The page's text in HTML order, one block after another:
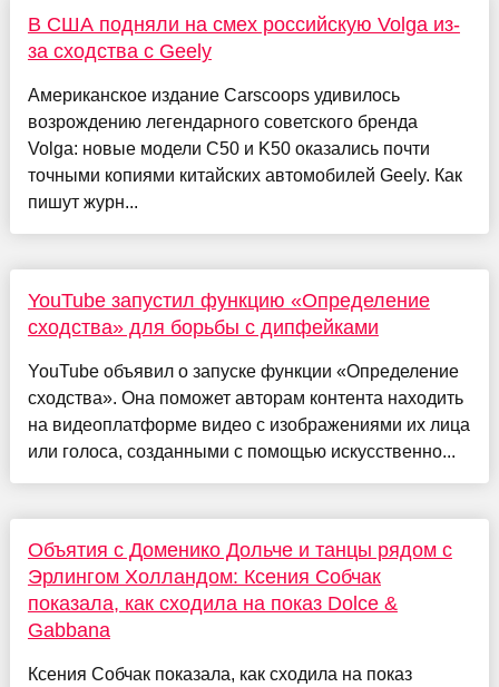
В США подняли на смех российскую Volga из-
за сходства с Geely
Американское издание Carscoops удивилось
возрождению легендарного советского бренда
Volga: новые модели C50 и K50 оказались почти
точными копиями китайских автомобилей Geely. Как
пишут журн...
YouTube запустил функцию «Определение
сходства» для борьбы с дипфейками
YouTube объявил о запуске функции «Определение
сходства». Она поможет авторам контента находить
на видеоплатформе видео с изображениями их лица
или голоса, созданными с помощью искусственно...
Объятия с Доменико Дольче и танцы рядом с
Эрлингом Холландом: Ксения Собчак
показала, как сходила на показ Dolce &
Gabbana
Ксения Собчак показала, как сходила на показ